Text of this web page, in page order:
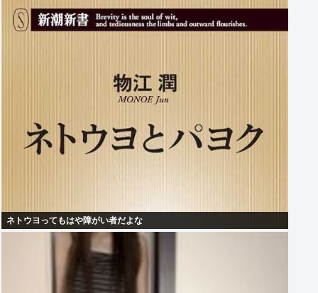
ネトウヨってもはや障がい者だよな